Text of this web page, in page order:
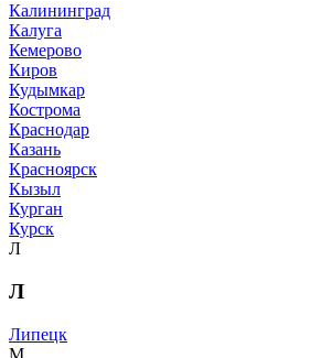
Калининград
Калуга
Кемерово
Киров
Кудымкар
Кострома
Краснодар
Казань
Красноярск
Кызыл
Курган
Курск
Л
Л
Липецк
М